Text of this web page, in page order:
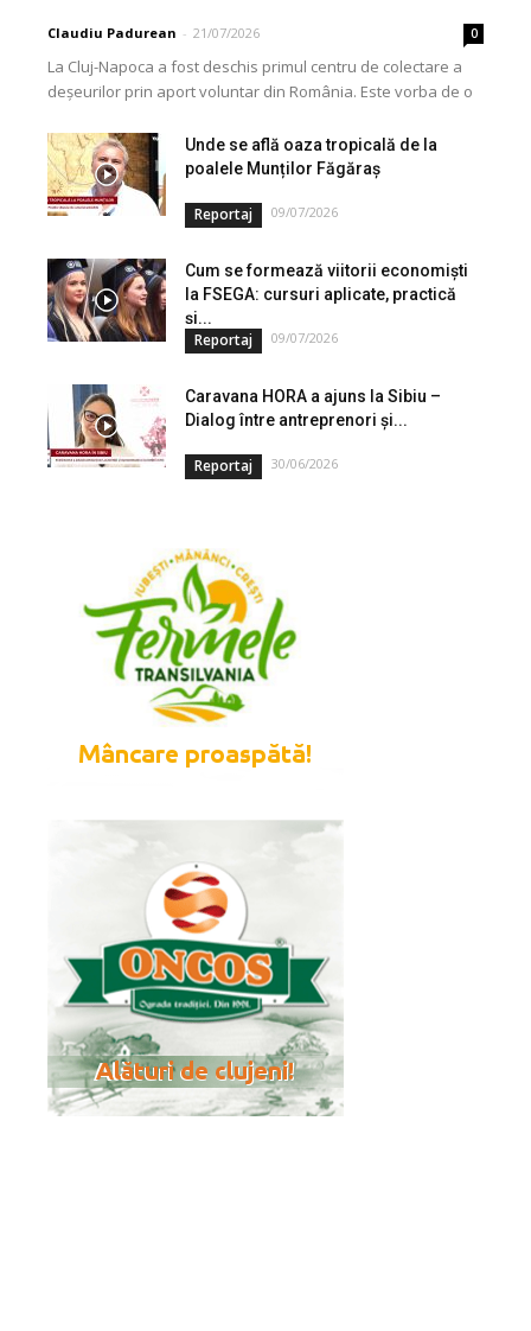
Claudiu Padurean - 21/07/2026 0
La Cluj-Napoca a fost deschis primul centru de colectare a
deșeurilor prin aport voluntar din România. Este vorba de o
Unde se află oaza tropicală de la
poalele Munților Făgăraș
Reportaj 09/07/2026
Cum se formează viitorii economiști
la FSEGA: cursuri aplicate, practică
și...
Reportaj 09/07/2026
Caravana HORA a ajuns la Sibiu –
Dialog între antreprenori și...
Reportaj 30/06/2026